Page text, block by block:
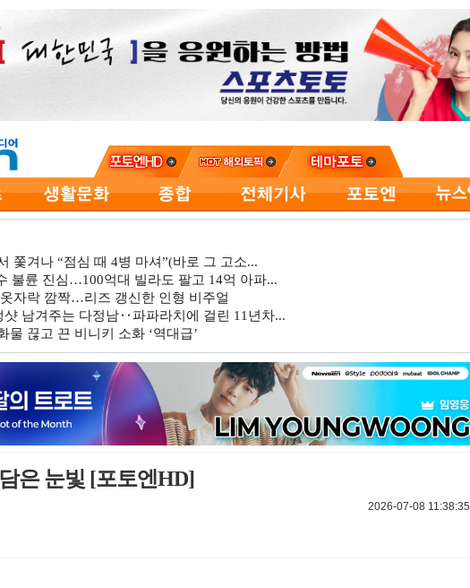
쫓겨나 “점심 때 4병 마셔”(바로 그 고소...
불륜 진심…100억대 빌라도 팔고 14억 아파...
자락 깜짝…리즈 갱신한 인형 비주얼
샷 남겨주는 다정남‥파파라치에 걸린 11년차...
물 끊고 끈 비니키 소화 ‘역대급’
은 눈빛 [포토엔HD]
2026-07-08 11:38:35